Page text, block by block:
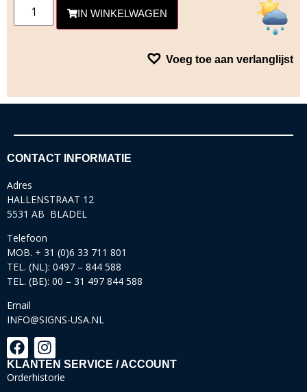
IN WINKELWAGEN
Voeg toe aan verlanglijst
CONTACT INFORMATIE
Adres
HALLENSTRAAT 12
5531 AB BLADEL
Telefoon
MOB. + 31 (0)6 33 711 801
TEL. (NL): 0497 – 844 588
TEL. (BE): 00 – 31 497 844 588
Email
INFO@SIGNS-USA.NL
KLANTEN SERVICE / ACCOUNT
Orderhistorie